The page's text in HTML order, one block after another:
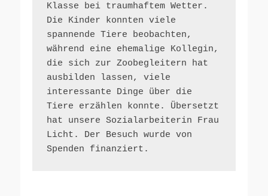
Klasse bei traumhaftem Wetter.
Die Kinder konnten viele
spannende Tiere beobachten,
während eine ehemalige Kollegin,
die sich zur Zoobegleitern hat
ausbilden lassen, viele
interessante Dinge über die
Tiere erzählen konnte. Übersetzt
hat unsere Sozialarbeiterin Frau
Licht. Der Besuch wurde von